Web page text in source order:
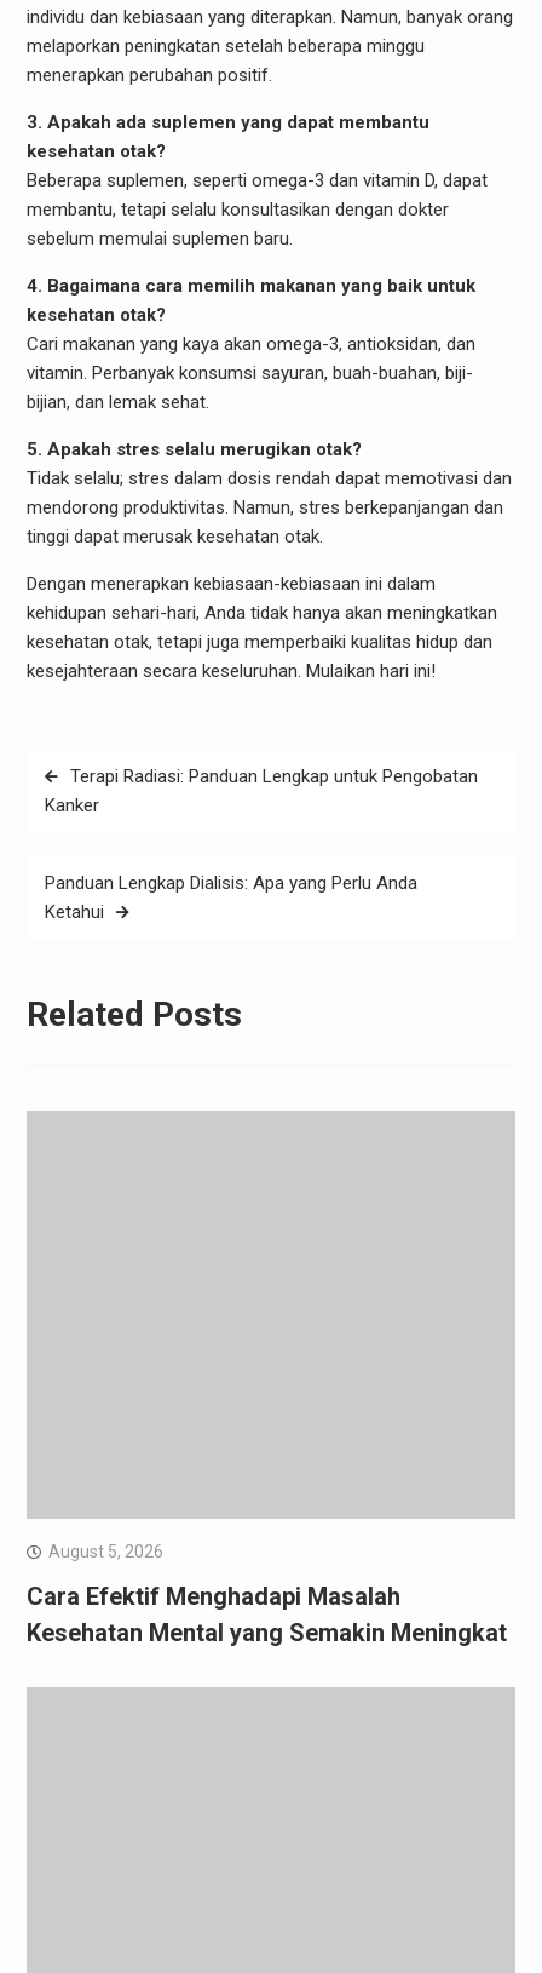
individu dan kebiasaan yang diterapkan. Namun, banyak orang
melaporkan peningkatan setelah beberapa minggu
menerapkan perubahan positif.
3. Apakah ada suplemen yang dapat membantu
kesehatan otak?
Beberapa suplemen, seperti omega-3 dan vitamin D, dapat
membantu, tetapi selalu konsultasikan dengan dokter
sebelum memulai suplemen baru.
4. Bagaimana cara memilih makanan yang baik untuk
kesehatan otak?
Cari makanan yang kaya akan omega-3, antioksidan, dan
vitamin. Perbanyak konsumsi sayuran, buah-buahan, biji-
bijian, dan lemak sehat.
5. Apakah stres selalu merugikan otak?
Tidak selalu; stres dalam dosis rendah dapat memotivasi dan
mendorong produktivitas. Namun, stres berkepanjangan dan
tinggi dapat merusak kesehatan otak.
Dengan menerapkan kebiasaan-kebiasaan ini dalam
kehidupan sehari-hari, Anda tidak hanya akan meningkatkan
kesehatan otak, tetapi juga memperbaiki kualitas hidup dan
kesejahteraan secara keseluruhan. Mulaikan hari ini!
Post
navigation
Terapi Radiasi: Panduan Lengkap untuk Pengobatan
Kanker
Panduan Lengkap Dialisis: Apa yang Perlu Anda
Ketahui
Related Posts
August 5, 2026
Cara Efektif Menghadapi Masalah
Kesehatan Mental yang Semakin Meningkat